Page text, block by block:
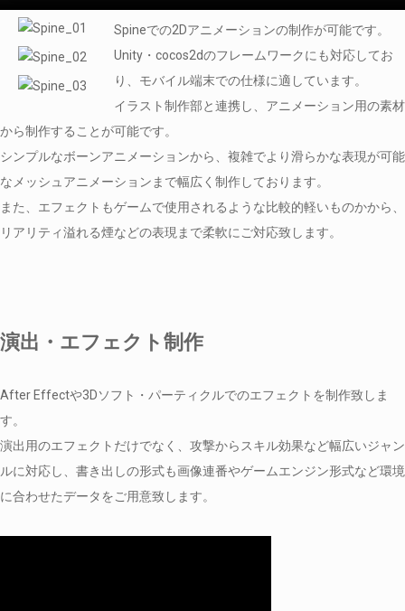
Spineでの2Dアニメーションの制作が可能です。
Unity・cocos2dのフレームワークにも対応してお
り、モバイル端末での仕様に適しています。
イラスト制作部と連携し、アニメーション用の素材
から制作することが可能です。
シンプルなボーンアニメーションから、複雑でより滑らかな表現が可能
なメッシュアニメーションまで幅広く制作しております。
また、エフェクトもゲームで使用されるような比較的軽いものかから、
リアリティ溢れる煙などの表現まで柔軟にご対応致します。
演出・エフェクト制作
After Effectや3Dソフト・パーティクルでのエフェクトを制作致しま
す。
演出用のエフェクトだけでなく、攻撃からスキル効果など幅広いジャン
ルに対応し、書き出しの形式も画像連番やゲームエンジン形式など環境
に合わせたデータをご用意致します。